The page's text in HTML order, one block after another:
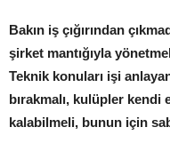
Bakın iş çığırından
şirket mantığıyla
Teknik konuları işi
bırakmalı, kulüpler
kalabilmeli, bunun için